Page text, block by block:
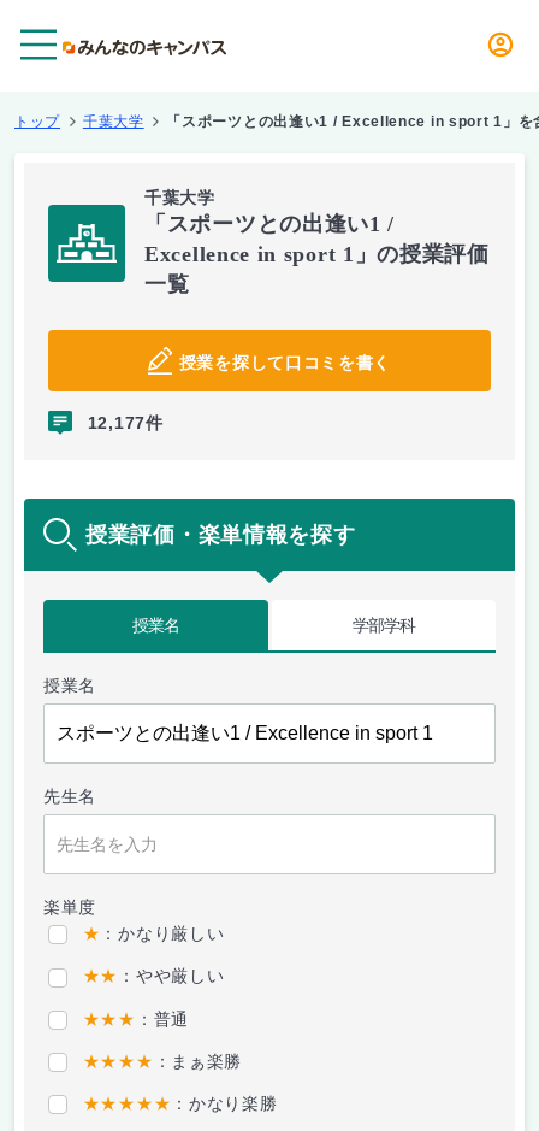
トップ 千葉大学 「スポーツとの出逢い1 / Excellence in sport 1」を
千葉大学
「スポーツとの出逢い1 /
Excellence in sport 1」の授業評価
一覧
授業を探して口コミを書く
12,177件
授業評価・楽単情報を探す
授業名 学部学科
授業名
先生名
楽単度
★ ：かなり厳しい
★★ ：やや厳しい
★★★ ：普通
★★★★ ：まぁ楽勝
★★★★★ ：かなり楽勝